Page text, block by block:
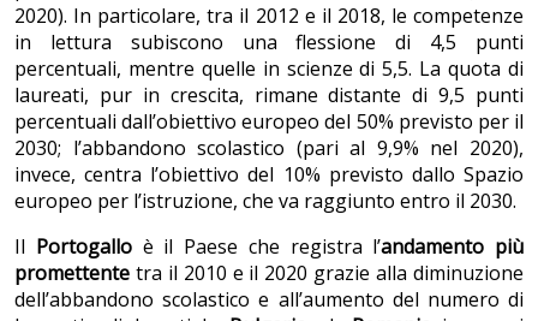
2020). In particolare, tra il 2012 e il 2018, le competenze
in lettura subiscono una flessione di 4,5 punti
percentuali, mentre quelle in scienze di 5,5. La quota di
laureati, pur in crescita, rimane distante di 9,5 punti
percentuali dall’obiettivo europeo del 50% previsto per il
2030; l’abbandono scolastico (pari al 9,9% nel 2020),
invece, centra l’obiettivo del 10% previsto dallo Spazio
europeo per l’istruzione, che va raggiunto entro il 2030.
Il Portogalloè il Paese che registra l’andamento più
promettente tra il 2010 e il 2020 grazie alla diminuzione
dell’abbandono scolastico e all’aumento del numero di